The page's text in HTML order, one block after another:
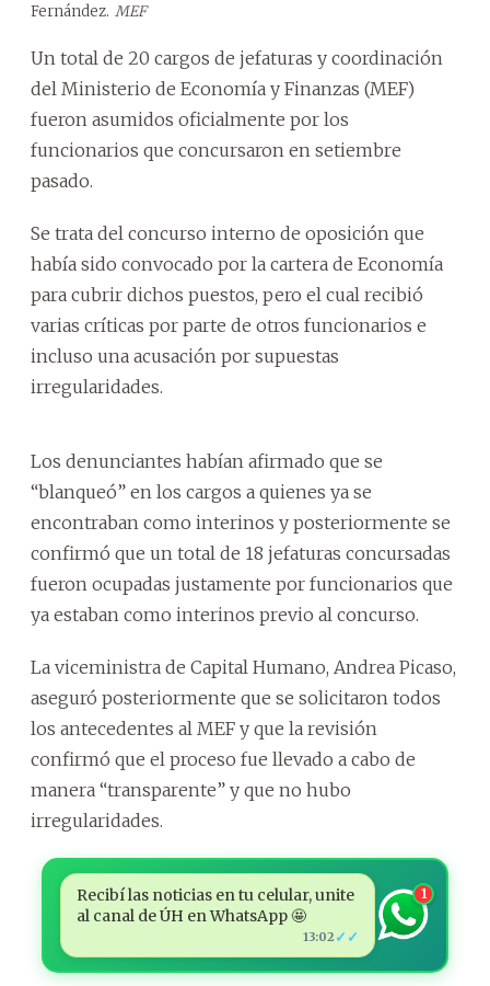
Fernández. MEF
Un total de 20 cargos de jefaturas y coordinación
del Ministerio de Economía y Finanzas (MEF)
fueron asumidos oficialmente por los
funcionarios que concursaron en setiembre
pasado.
Se trata del concurso interno de oposición que
había sido convocado por la cartera de Economía
para cubrir dichos puestos, pero el cual recibió
varias críticas por parte de otros funcionarios e
incluso una acusación por supuestas
irregularidades.
Los denunciantes habían afirmado que se
“blanqueó” en los cargos a quienes ya se
encontraban como interinos y posteriormente se
confirmó que un total de 18 jefaturas concursadas
fueron ocupadas justamente por funcionarios que
ya estaban como interinos previo al concurso.
La viceministra de Capital Humano, Andrea Picaso,
aseguró posteriormente que se solicitaron todos
los antecedentes al MEF y que la revisión
confirmó que el proceso fue llevado a cabo de
manera “transparente” y que no hubo
irregularidades.
Recibí las noticias en tu celular, unite
al canal de ÚH en WhatsApp 🤩
13:02 ✓✓
1